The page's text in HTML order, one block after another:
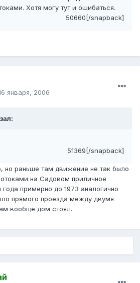
Хотя могу тут и ошибаться.
50660[/snapback]
января, 2006
51369[/snapback]
но раньше там движение не так было
на Садовом приличное
года примерно до 1973 аналогично
прямого проезда между двумя
вообще дом стоял.